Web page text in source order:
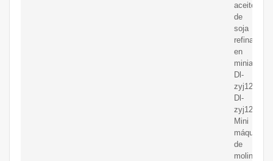
aceite
de
soja
refinado
en
miniatura
Dl-
zyj12.
Dl-
zyj12
Mini
máquina
de
molino